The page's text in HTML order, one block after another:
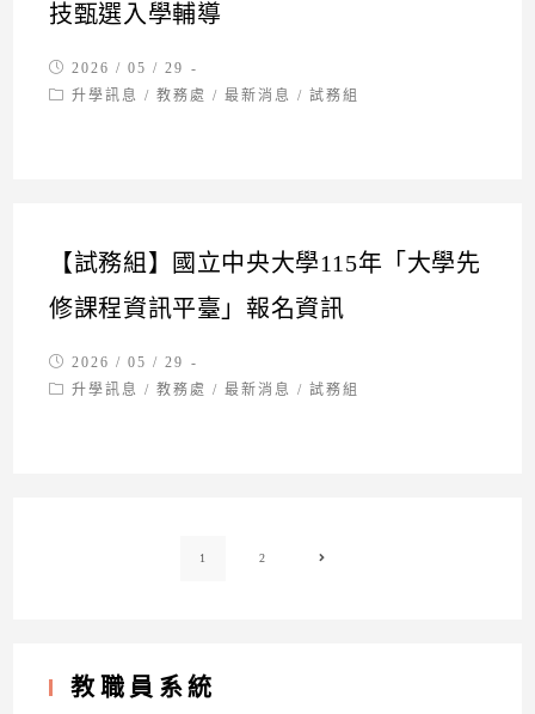
技甄選入學輔導
Post
published:
2026 / 05 / 29
Post升學訊息 / 教務處 / 最新消息 / 試務組
【試務組】國立中央大學115年「大學先
修課程資訊平臺」報名資訊
Post
published:
2026 / 05 / 29
Post升學訊息 / 教務處 / 最新消息 / 試務組
1 2 Go to the next page
教職員系統